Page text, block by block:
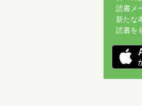
読書メ
新たな
読書を